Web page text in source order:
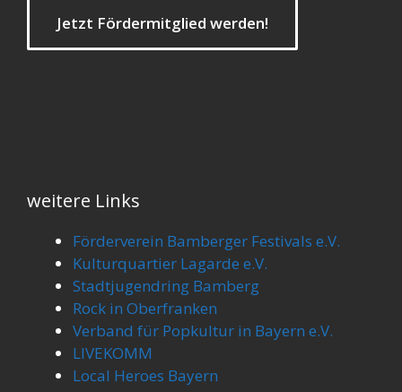
Jetzt Fördermitglied werden!
weitere Links
Förderverein Bamberger Festivals e.V.
Kulturquartier Lagarde e.V.
Stadtjugendring Bamberg
Rock in Oberfranken
Verband für Popkultur in Bayern e.V.
LIVEKOMM
Local Heroes Bayern